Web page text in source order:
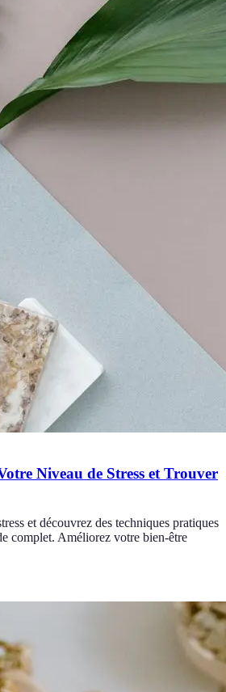
Niveau de Stress et Trouver
et découvrez des techniques pratiques
complet. Améliorez votre bien-être